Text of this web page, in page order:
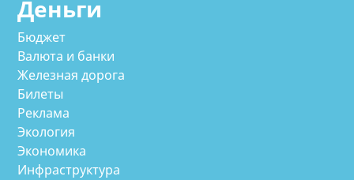
Деньги
Бюджет
Валюта и банки
Железная дорога
Билеты
Реклама
Экология
Экономика
Инфраструктура